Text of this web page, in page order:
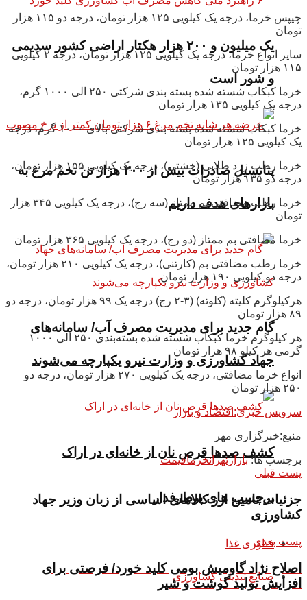
یک میلیون و ۲۰۰ هزار هکتار اراضی کشور سدیمی
و شور است
پتانسیل صادرات بیش از ۲۰۰ هزار تن تخم مرغ به
بازار‌های هدف داریم
گام جدید برای مدیریت مصرف آب/ سامانه‌های
جهاد کشاورزی و وزارت نیرو یکپارچه می‌شوند
کشف صدها قرص نان از خانه‌ای در اراک
برچسب های پرطرفدار
فناوری غذا
صنایع تبدیلی کشاورزی
چیپس خرما، درجه یک کیلویی ۱۲۵ هزار تومان، درجه دو ۱۱۵ هزار
تومان
سایر انواع خرما، درجه یک کیلویی ۱۲۵ هزار تومان، درجه ۲ کیلویی
۱۱۵ هزار تومان
خرما کبکاب شسته شده بسته بندی شرکتی ۲۵۰ الی ۱۰۰۰ گرم،
درجه یک کیلویی ۱۳۵ هزار تومان
خرما کبکاب شسته شده بسته بندی شرکتی بالای ۱۰۰۰ گرم، درجه
یک کیلویی ۱۲۵ هزار تومان
خرما رطب زرد طلایی (خشتی)، درجه یک کیلویی ۱۵۵ هزار تومان،
درجه دو ۱۳۵ هزار تومان
خرما رطب مضافتی بم ممتاز (سه رج)، درجه یک کیلویی ۳۴۵ هزار
تومان
خرما مضافتی بم ممتاز (دو رج)، درجه یک کیلویی ۳۶۵ هزار تومان
خرما رطب مضافتی بم (کارتنی)، درجه یک کیلویی ۲۱۰ هزار تومان،
درجه دو کیلویی ۱۹۰ هزار تومان
هرکیلوگرم کلیته (کلوته) (۳-۲ رج) درجه یک ۹۹ هزار تومان، درجه دو
۸۹ هزار تومان
هر کیلوگرم خرما کبکاب شسته شده بسته‌بندی ۲۵۰ الی ۱۰۰۰
گرمی هر کیلو ۹۸ هزار تومان
انواع خرما مضافتی، درجه یک کیلویی ۲۷۰ هزار تومان، درجه دو
۲۵۰ هزار تومان
سرویس خبری:اقتصاد و بازار
منبع:خبرگزاری مهر
برچسب ها: بازارتهرانخرماقیمت
پست قبلی
جزئیات تامین ارز کالاهای اساسی از زبان وزیر جهاد
کشاورزی
پست بعدی
اصلاح نژاد گاومیش بومی کلید خورد/ فرصتی برای
افزایش تولید گوشت و شیر